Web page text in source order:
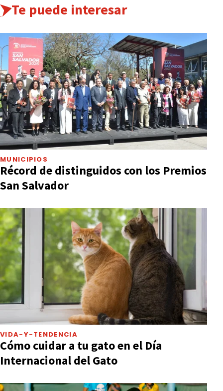
Te puede interesar
MUNICIPIOS
Récord de distinguidos con los Premios
San Salvador
VIDA-Y-TENDENCIA
Cómo cuidar a tu gato en el Día
Internacional del Gato